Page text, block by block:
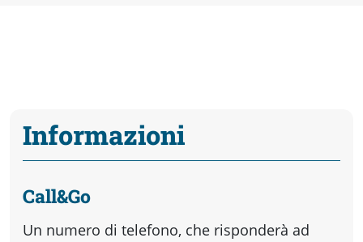
Informazioni
Call&Go
Un numero di telefono, che risponderà ad